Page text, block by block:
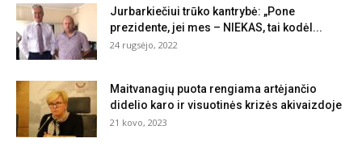
Jurbarkiečiui trūko kantrybė: „Pone
prezidente, jei mes – NIEKAS, tai kodėl...
24 rugsėjo, 2022
Maitvanagių puota rengiama artėjančio
didelio karo ir visuotinės krizės akivaizdoje
21 kovo, 2023